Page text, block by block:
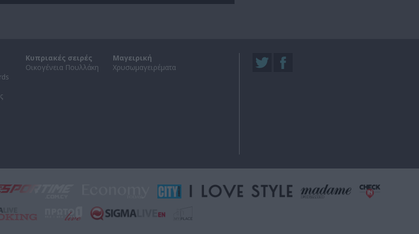
Κυπριακές σειρές
Οικογένεια Πουλλάκη
Μαγειρική
Χρυσωμαγειρέματα